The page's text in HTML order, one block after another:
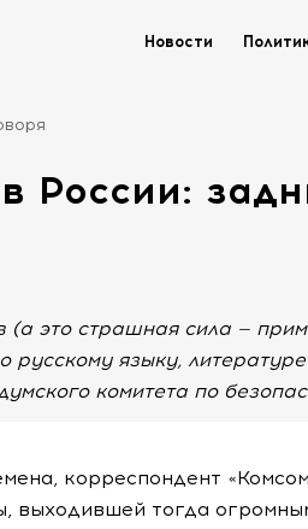
Новости
России:
(а это страшная сила —
русскому языку,
комитета по
корреспондент
выходившей тогда